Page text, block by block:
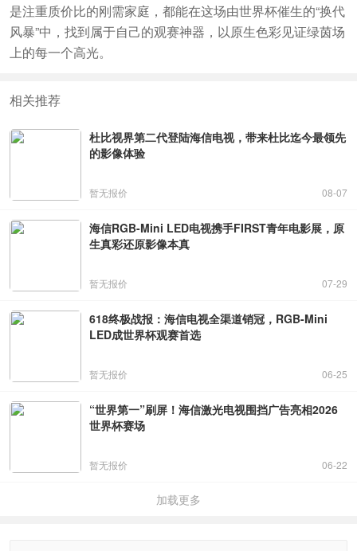
是注重质价比的刚需家庭，都能在这场由世界杯催生的“换代
风暴”中，找到属于自己的观赛神器，以原生色彩见证绿茵场
上的每一个高光。
相关推荐
杜比视界第二代登陆海信电视，带来杜比迄今最领先
的影像体验
暂无报价 08-07
海信RGB-Mini LED电视携手FIRST青年电影展，原
生真彩还原影像本真
暂无报价 07-29
618终极战报：海信电视全渠道销冠，RGB-Mini
LED成世界杯观赛首选
暂无报价 06-25
“世界第一”刷屏！海信激光电视围挡广告亮相2026
世界杯赛场
暂无报价 06-22
加载更多